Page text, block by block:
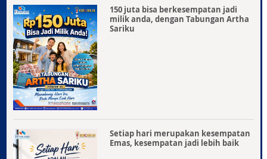
150 juta bisa berkesempatan jadi
milik anda, dengan Tabungan Artha
Sariku
Setiap hari merupakan kesempatan
Emas, kesempatan jadi lebih baik